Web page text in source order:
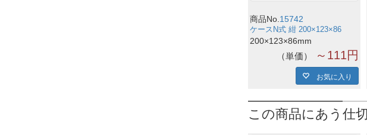
商品No.15742
ケースN式 紺 200×123×86
200×123×86mm
単価 ～111円
お気に入り
この商品にあう仕切